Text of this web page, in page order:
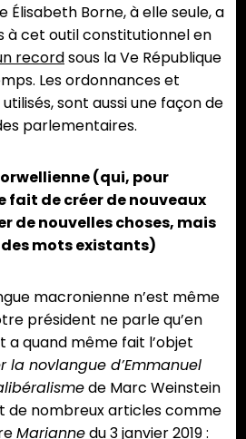
Élisabeth Borne, à elle seule, a
à cet outil constitutionnel en
recordsous la Ve République
Les ordonnances et
sont aussi une façon de
parlementaires.
(qui, pour
fait de créer de nouveaux
de nouvelles choses, mais
des mots existants)
macronienne n’est même
président ne parle qu’en
a quand même fait l’objet
la novlangue d’Emmanuel
de Marc Weinstein
de nombreux articles comme
Mariannedu 3 janvier 2019 :